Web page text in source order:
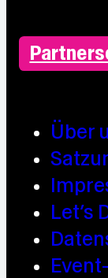
Über
Let’s